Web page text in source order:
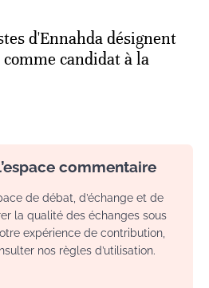
d'Ennahda désignent
candidat à la
commentaire
de débat, d’échange et de
la qualité des échanges sous
expérience de contribution,
nos règles d’utilisation.